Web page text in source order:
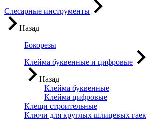
Слесарные инструменты
Назад
Бокорезы
Клейма буквенные и цифровые
Назад
Клейма буквенные
Клейма цифровые
Клещи строительные
Ключи для круглых шлицевых гаек